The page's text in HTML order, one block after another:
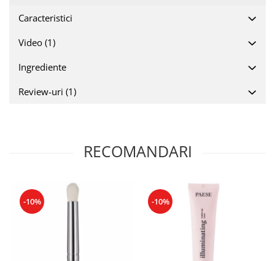
Caracteristici
Video (1)
Ingrediente
Review-uri (1)
RECOMANDARI
-10% -10%